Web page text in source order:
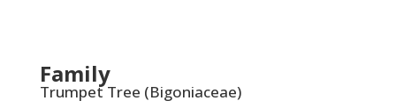
Family
Trumpet Tree (Bigoniaceae)